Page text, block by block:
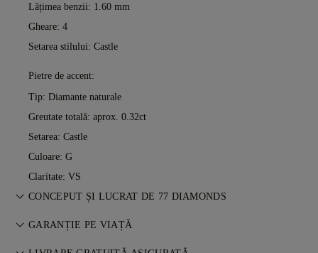
Lățimea benzii: 1.60 mm
Gheare: 4
Setarea stilului: Castle
Pietre de accent:
Tip: Diamante naturale
Greutate totală: aprox. 0.32ct
Setarea: Castle
Culoare: G
Claritate: VS
CONCEPUT ȘI LUCRAT DE 77 DIAMONDS
Arta bijuteriilor, perfecționată piesă cu piesă de maeștrii 77
GARANȚIE PE VIAȚĂ
Orice achiziție de la 77 Diamonds include o garanție pe viață